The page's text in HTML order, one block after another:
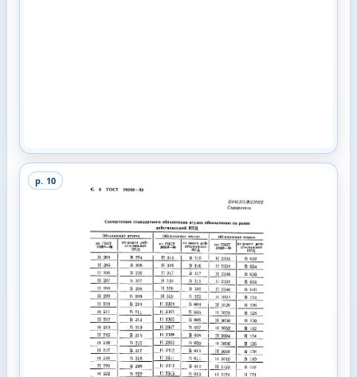
p. 10